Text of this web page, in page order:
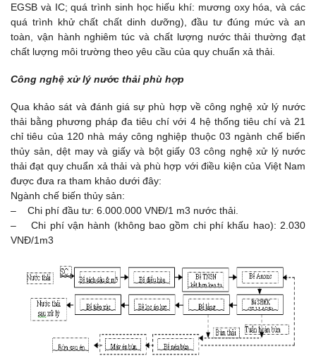
EGSB và IC; quá trình sinh học hiếu khí: mương oxy hóa, và các
quá trình khử chất chất dinh dưỡng), đầu tư đúng mức và an
toàn, vận hành nghiêm túc và chất lượng nước thải thường đạt
chất lượng môi trường theo yêu cầu của quy chuẩn xả thải.
Công nghệ xử lý nước thải phù hợp
Qua khảo sát và đánh giá sự phù hợp về công nghệ xử lý nước
thải bằng phương pháp đa tiêu chí với 4 hệ thống tiêu chí và 21
chỉ tiêu của 120 nhà máy công nghiệp thuộc 03 ngành chế biến
thủy sản, dệt may và giấy và bột giấy 03 công nghệ xử lý nước
thải đạt quy chuẩn xả thải và phù hợp với điều kiện của Việt Nam
được đưa ra tham khảo dưới đây:
Ngành chế biến thủy sản:
– Chi phí đầu tư: 6.000.000 VNĐ/1 m3 nước thải.
– Chi phí vận hành (không bao gồm chi phí khấu hao): 2.030
VNĐ/1m3